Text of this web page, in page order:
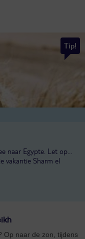
Tip!
naar Egypte. Let op…
vakantie Sharm el
Op naar de zon, tijdens